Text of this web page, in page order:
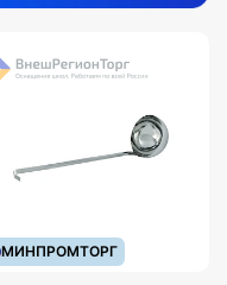
МИНПРОМТОРГ